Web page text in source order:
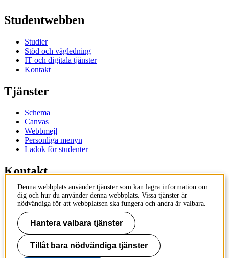
Studentwebben
Studier
Stöd och vägledning
IT och digitala tjänster
Kontakt
Tjänster
Schema
Canvas
Webbmejl
Personliga menyn
Ladok för studenter
Kontakt
Kontakta utbildningsprogram
Kontakta kurs
IT-support
KTH Entré
KTH
Denna webbplats använder tjänster som kan lagra information om
dig och hur du använder denna webbplats. Vissa tjänster är
nödvändiga för att webbplatsen ska fungera och andra är valbara.
Hantera valbara tjänster
Tillåt bara nödvändiga tjänster